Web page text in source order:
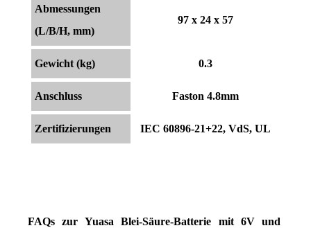
Abmessungen
(L/B/H, mm)
97 x 24 x 57
Gewicht (kg) 0.3
Anschluss Faston 4.8mm
Zertifizierungen IEC 60896-21+22, VdS, UL
FAQs zur Yuasa Blei-Säure-Batterie mit 6V und